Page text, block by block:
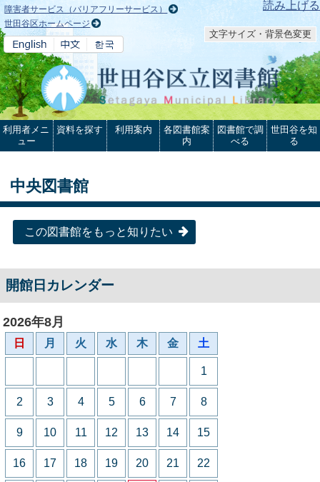
本文へ 読み上げる
障害者サービス（バリアフリーサービス）
世田谷区ホームページ
文字サイズ・背景色変更
利用者メニ
ュー
資料を探す 利用案内
各図書館案
内
図書館で調
べる
世田谷を知
る
中央図書館
この図書館をもっと知りたい
開館日カレンダー
2026年8月
日 月 火 水 木 金 土
1
2 3 4 5 6 7 8
9 10 11 12 13 14 15
16 17 18 19 20 21 22